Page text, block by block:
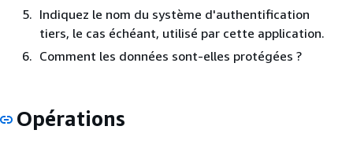
Indiquez le nom du système d'authentification
tiers, le cas échéant, utilisé par cette application.
Comment les données sont-elles protégées ?
Opérations